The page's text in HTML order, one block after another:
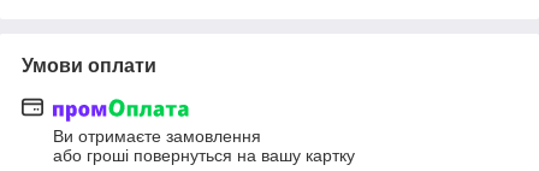
Умови оплати
Ви отримаєте замовлення
або гроші повернуться на вашу картку